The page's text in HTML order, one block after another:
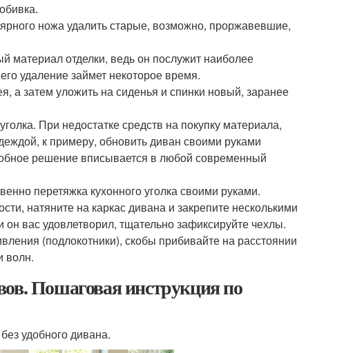
ножа удалить старые, возможно, проржавевшие,
материал отделки, ведь он послужит наиболее
удаление займет некоторое время.
а затем уложить на сиденья и спинки новый, заранее
При недостатке средств на покупку материала,
к примеру, обновить диван своими руками
решение вписывается в любой современный
перетяжка кухонного уголка своими руками.
натяните на каркас дивана и закрепите несколькими
вас удовлетворил, тщательно зафиксируйте чехлы.
(подлокотники), скобы прибивайте на расстоянии
волн.
Пошаговая инструкция по
удобного дивана.